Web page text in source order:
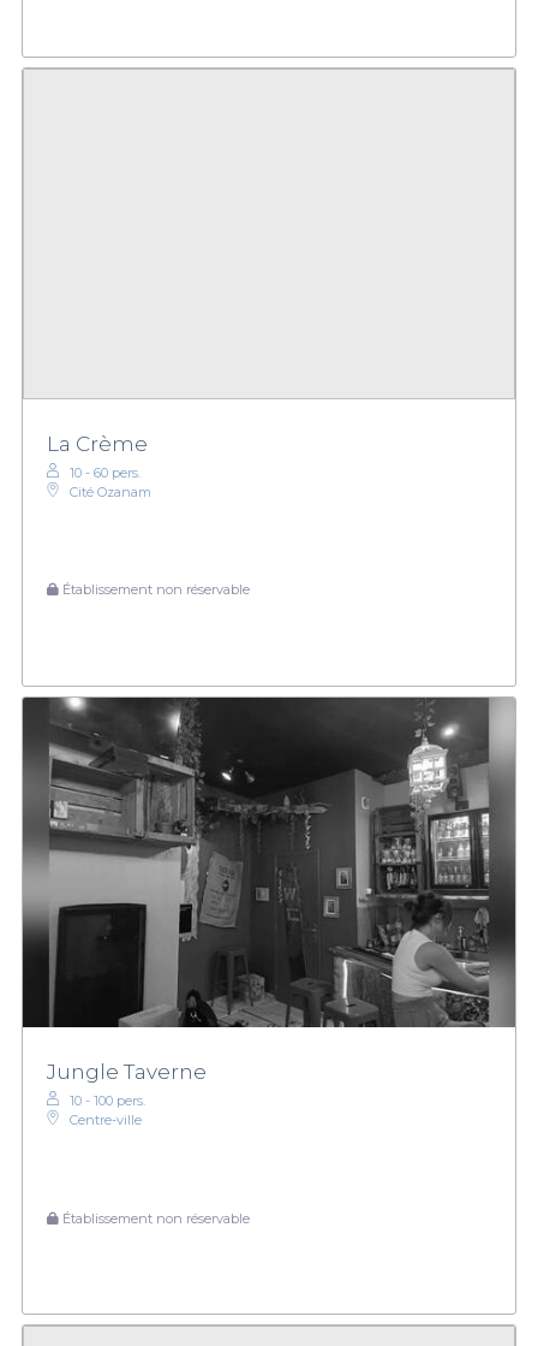
La Crème
10 - 60 pers.
Cité Ozanam
Établissement non réservable
Jungle Taverne
10 - 100 pers.
Centre-ville
Établissement non réservable